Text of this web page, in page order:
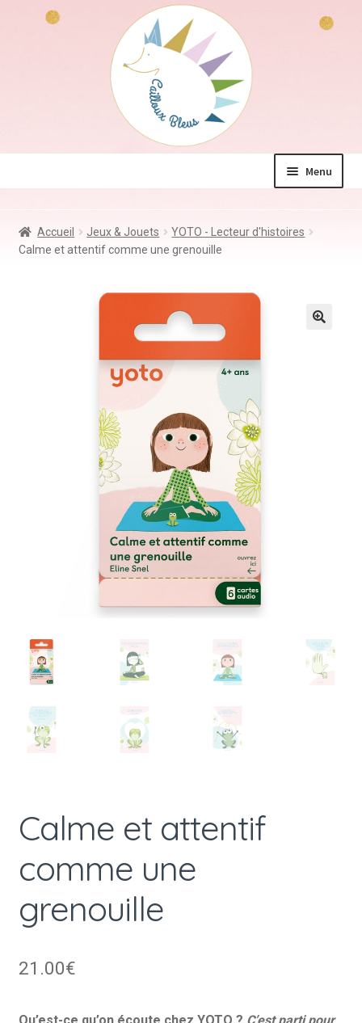
Menu
Jeux & Jouets
Coin des mamans
Accueil Jeux & Jouets
YOTO - Lecteur d'histoires
Calme et attentif comme une grenouille
Calme et attentif
comme une
grenouille
21.00€
Qu’est-ce qu’on écoute chez YOTO ? C’est parti pour